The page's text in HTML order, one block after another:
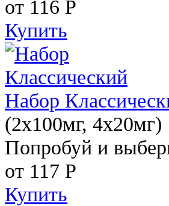
от 116 Р
Купить
Набор
(2x100мг, 4x20мг)
Попробуй и
от 117 Р
Купить